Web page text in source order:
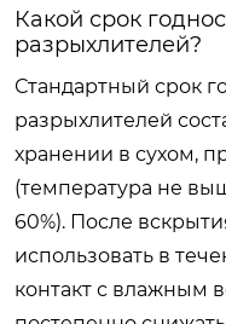
Какой срок
разрыхлителей?
Стандартный срок
разрыхлителей
хранении в сухом,
(температура не
60%). После
использовать в
контакт с влажным